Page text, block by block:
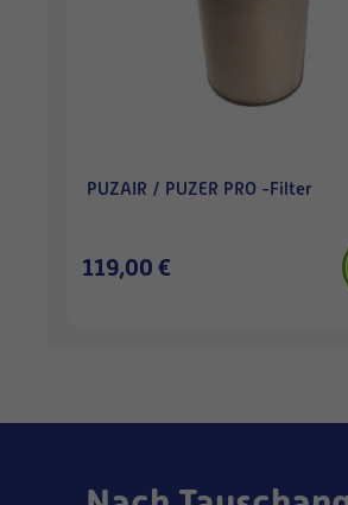
PUZAIR / PUZER PRO -Filter
119,00 €